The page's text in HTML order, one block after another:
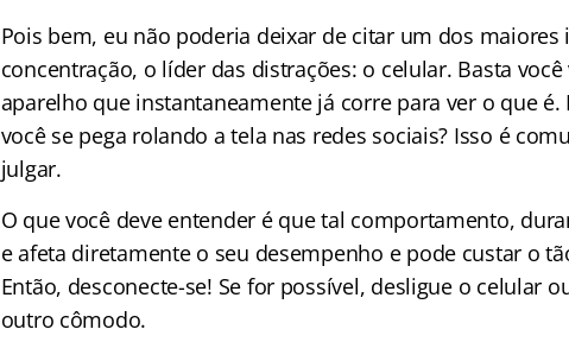
Pois bem, eu não poderia deixar de citar um dos
concentração, o líder das distrações: o celular. Basta
aparelho que instantaneamente já corre para ver o que é.
você se pega rolando a tela nas redes sociais? Isso é
julgar.
O que você deve entender é que tal comportamento,
e afeta diretamente o seu desempenho e pode custar o
Então, desconecte-se! Se for possível, desligue o celular
outro cômodo.